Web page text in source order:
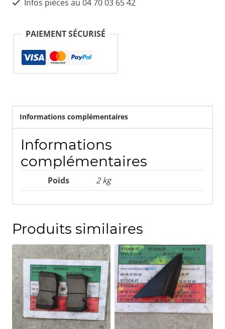
Infos pièces au 04 70 03 65 42
PAIEMENT SÉCURISÉ
Informations complémentaires
Informations
complémentaires
Poids 2 kg
Produits similaires